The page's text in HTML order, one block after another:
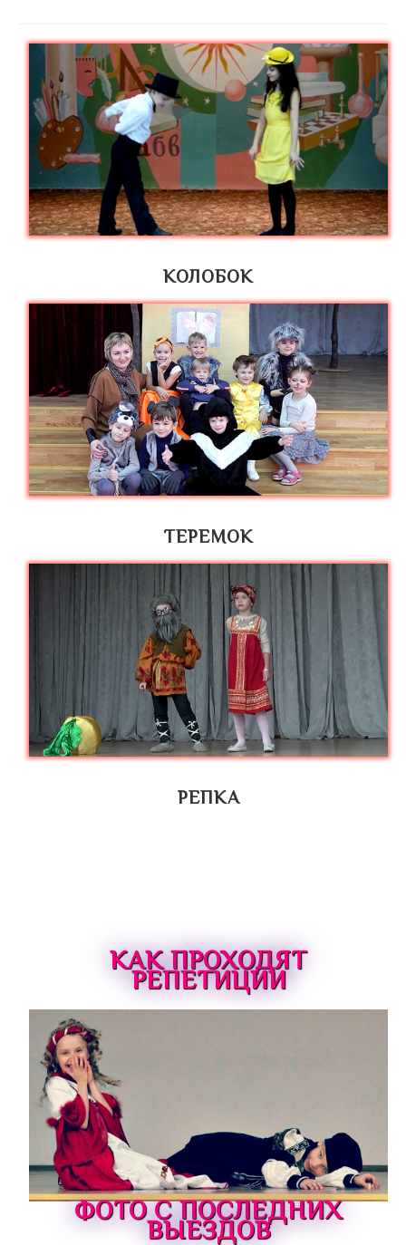
КОЛОБОК
ТЕРЕМОК
РЕПКА
КАК ПРОХОДЯТ
РЕПЕТИЦИИ
ФОТО С ПОСЛЕДНИХ
ВЫЕЗДОВ